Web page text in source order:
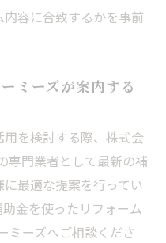
リフォーム成功の
の支援を活用
も岐阜市の補助金対
も補助金でお得に実
容に合致するかを事前
ミーズが案内する
を検討する際、株式会
専門業者として最新の補
最適な提案を行ってい
金を使ったリフォーム
ミーズへご相談くださ